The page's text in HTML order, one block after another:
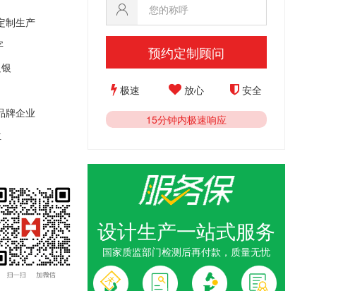
制生产
牌企业
】
预约定制顾问
极速 放心 安全
15分钟内极速响应
设计生产一站式服务
国家质监部门检测后再付款，质量无忧